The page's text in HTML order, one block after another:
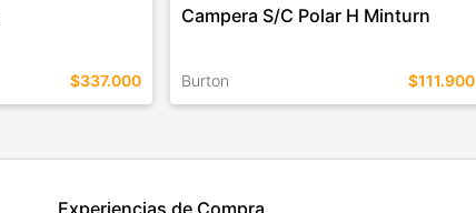
$337.000
Campera S/C Polar H Minturn
Burton $111.900
Experiencias de Compra